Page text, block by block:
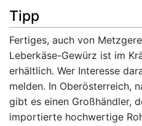
Tipp
Fertiges, auch von
Leberkäse-Gewürz ist im
erhältlich. Wer Interesse
melden. In Oberösterreich,
gibt es einen Großhändler,
importierte hochwertige